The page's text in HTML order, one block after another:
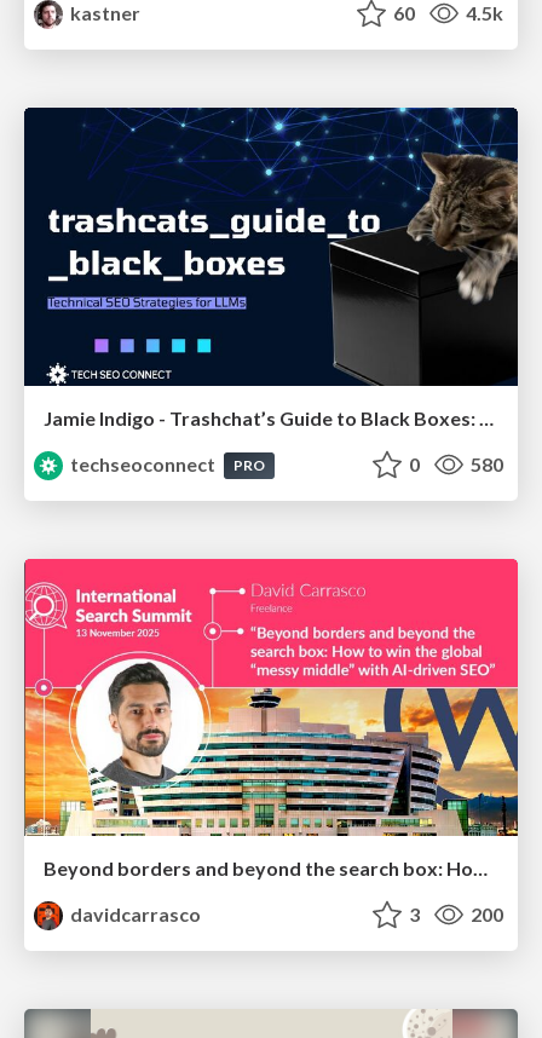
kastner
60 4.5k
Jamie Indigo - Trashchat’s Guide to Black Boxes: Technical SEO Tactics for LLMs
techseoconnect
PRO 0 580
Beyond borders and beyond the search box: How to win the global "messy middle" with AI-driven SEO
davidcarrasco
3 200